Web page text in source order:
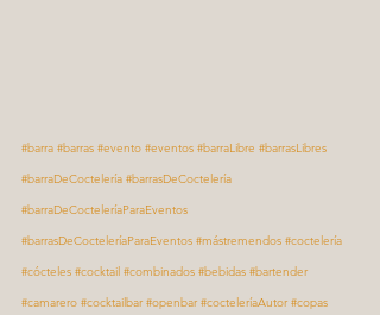
#barra #barras #evento #eventos #barraLibre #barrasLibres
#barraDeCoctelería #barrasDeCoctelería
#barraDeCocteleríaParaEventos
#barrasDeCocteleríaParaEventos #mástremendos #coctelería
#cócteles #cocktail #combinados #bebidas #bartender
#camarero #cocktailbar #openbar #cocteleríaAutor #copas